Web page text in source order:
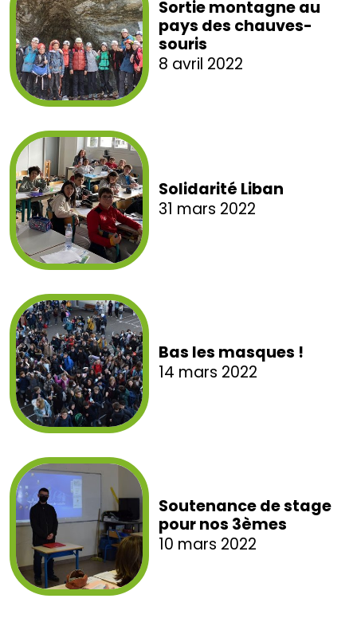
Sortie montagne au
pays des chauves-
souris
8 avril 2022
Solidarité Liban
31 mars 2022
Bas les masques !
14 mars 2022
Soutenance de stage
pour nos 3èmes
10 mars 2022